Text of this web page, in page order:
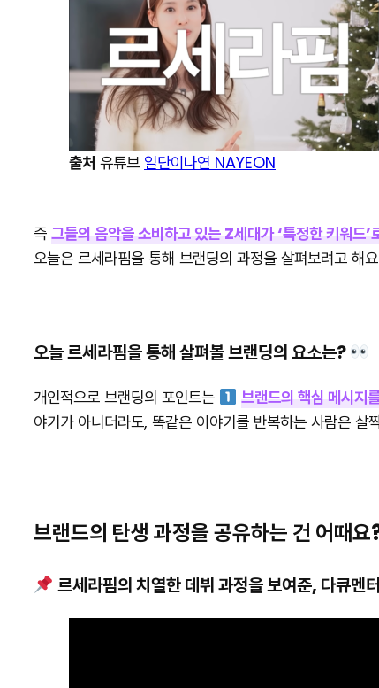
출처 유튜브 일단이나연 NAYEON
즉 그들의 음악을 소비하고 있는 Z세대가 ‘특정한 키워드’
오늘은 르세라핌을 통해 브랜딩의 과정을 살펴보려고 해
오늘 르세라핌을 통해 살펴볼 브랜딩의 요소는?
개인적으로 브랜딩의 포인트는 브랜드의 핵심 메시지
야기가 아니더라도, 똑같은 이야기를 반복하는 사람은
브랜드의 탄생 과정을 공유하는 건 어때요
르세라핌의 치열한 데뷔 과정을 보여준, 다